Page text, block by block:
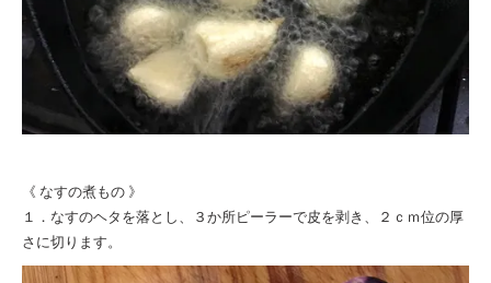
《 なすの煮もの 》
１．なすのヘタを落とし、３か所ピーラーで皮を剥き、２ｃｍ位の厚
さに切ります。